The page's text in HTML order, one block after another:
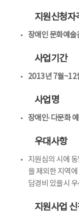
지원신청자
장애인 문화예술
사업기간
2013년 7월~12
사업명
장애인·다문화
우대사항
지원심의 시에
을 제외한 지역
담경비 있을시
지원사업